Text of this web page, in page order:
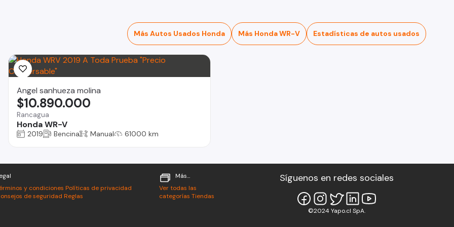
Más Autos Usados Honda Más Honda WR-V Estadísticas de autos usados
Angel sanhueza molina
Rancagua
Honda WR-V
$10.890.000
2019 Bencina Manual 61000 km
y condiciones Políticas de privacidad
de seguridad Reglas
Más...
Ver todas las
categorías Tiendas
Síguenos en redes sociales
©2024 Yapo.cl SpA.